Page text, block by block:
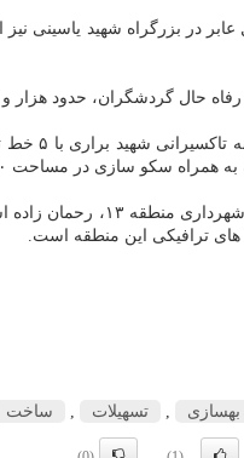
در بزرگراه شهید یاسینی
رفاه حال گردشگران، حدود
متر مربع جهت پوشش دهی به ایستگاه های این پایانه اجرایی شد.
طبق گزارش روابط
های ترافیکی این منطقه است.
بهسازی , تسهیلات , ساخت